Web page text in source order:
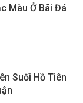
Màu Ở Bãi Đá
Suối Hồ Tiên